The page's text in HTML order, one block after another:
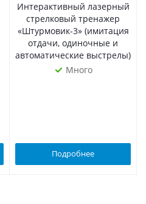
Интерактивный лазерный
стрелковый тренажер
«Штурмовик-3» (имитация
отдачи, одиночные и
автоматические выстрелы)
Много
Подробнее